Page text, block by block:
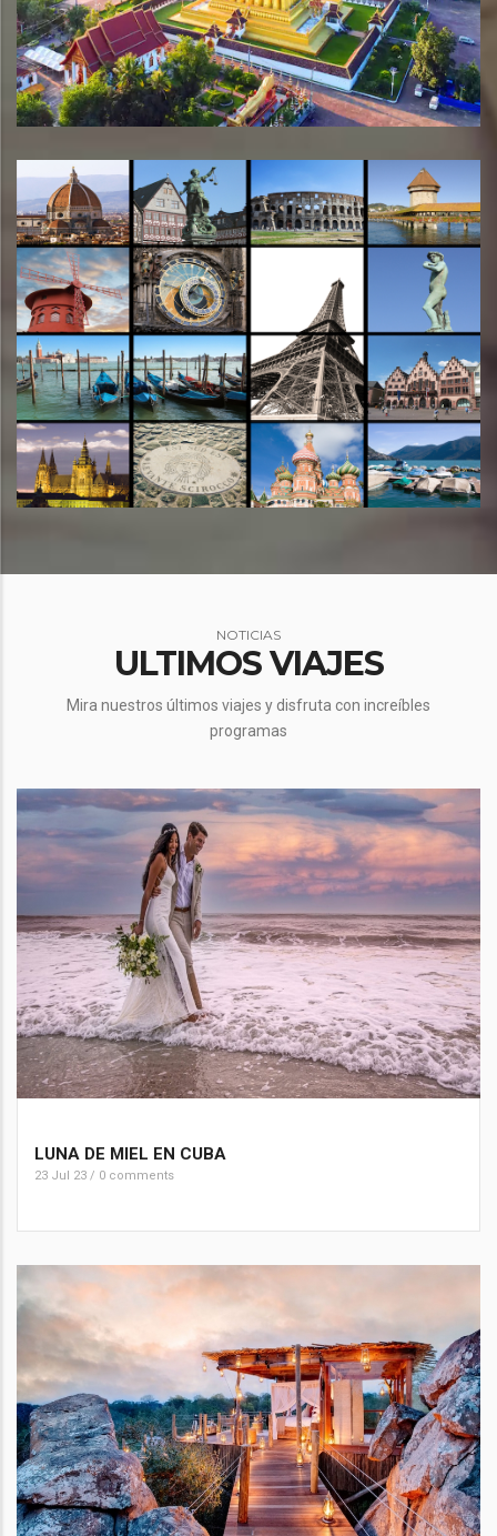
NOTICIAS
ULTIMOS VIAJES
Mira nuestros últimos viajes y disfruta con increíbles
programas
LUNA DE MIEL EN CUBA
23 Jul 23 / 0 comments